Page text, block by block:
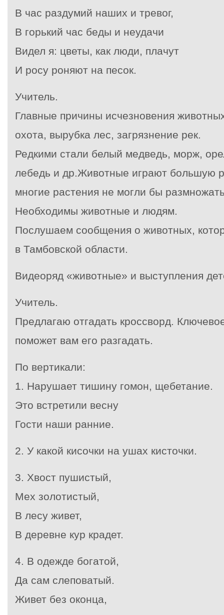
В час раздумий наших и тревог,
В горький час беды и неудачи
Видел я: цветы, как люди, плачут
И росу роняют на песок.
Учитель.
Главные причины исчезновения
охота, вырубка лес, загрязнение рек.
Редкими стали белый медведь, морж,
лебедь и др.Животные играют большую
многие растения не могли бы
Необходимы животные и людям.
Послушаем сообщения о животных,
в Тамбовской области.
Видеоряд «животные» и выступления
Учитель.
Предлагаю отгадать кроссворд.
поможет вам его разгадать.
По вертикали:
1. Нарушает тишину гомон, щебетание.
Это встретили весну
Гости наши ранние.
2. У какой кисочки на ушах кисточки.
3. Хвост пушистый,
Мех золотистый,
В лесу живет,
В деревне кур крадет.
4. В одежде богатой,
Да сам слеповатый.
Живет без оконца,